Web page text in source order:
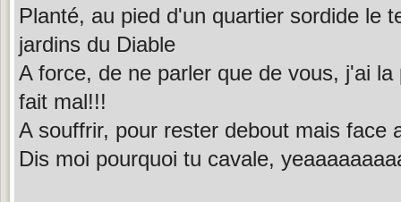
Planté, au pied d'un quartier sordide le
jardins du Diable
A force, de ne parler que de vous, j'ai
fait mal!!!
A souffrir, pour rester debout mais face
Dis moi pourquoi tu cavale,